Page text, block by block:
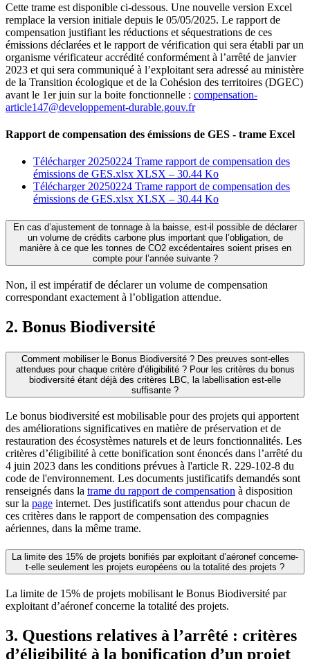
Cette trame est disponible ci-dessous. Une nouvelle version Excel
remplace la version initiale depuis le 05/05/2025. Le rapport de
compensation justifiant les réductions et séquestrations de ces
émissions déclarées et le rapport de vérification qui sera établi par un
organisme vérificateur accrédité conformément à l’arrêté de janvier
2023 et qui sera communiqué à l’exploitant sera adressé au ministère
de la Transition écologique et de la Cohésion des territoires (DGEC)
avant le 1er juin sur la boite fonctionnelle : compensation-
article147@developpement-durable.gouv.fr
Rapport de compensation des émissions de GES - trame Excel
Télécharger 20250224 Trame rapport de compensation des
émissions de GES.xlsx XLSX – 30.44 Ko
Télécharger 20250224 Trame rapport de compensation des
émissions de GES.xlsx XLSX – 30.44 Ko
En cas d’ajustement de tonnage à la baisse, est-il possible de déclarer
un volume de crédits carbone plus important que l’obligation, de
manière à ce que les tonnes de CO2 excédentaires soient prises en
compte pour l’année suivante ?
Non, il est impératif de déclarer un volume de compensation
correspondant exactement à l’obligation attendue.
2. Bonus Biodiversité
Comment mobiliser le Bonus Biodiversité ? Des preuves sont-elles
attendues pour chaque critère d’éligibilité ? Pour les critères du bonus
biodiversité étant déjà des critères LBC, la labellisation est-elle
suffisante ?
Le bonus biodiversité est mobilisable pour des projets qui apportent
des améliorations significatives en matière de préservation et de
restauration des écosystèmes naturels et de leurs fonctionnalités. Les
critères d’éligibilité à cette bonification sont énoncés dans l’arrêté du
4 juin 2023 dans les conditions prévues à l'article R. 229-102-8 du
code de l'environnement. Les documents justificatifs demandés sont
renseignés dans la trame du rapport de compensation à disposition
sur la page internet. Des justificatifs sont attendus pour chacun de
ces critères dans le rapport de compensation des compagnies
aériennes, dans la même trame.
La limite des 15% de projets bonifiés par exploitant d’aéronef concerne-
t-elle seulement les projets européens ou la totalité des projets ?
La limite de 15% de projets mobilisant le Bonus Biodiversité par
exploitant d’aéronef concerne la totalité des projets.
3. Questions relatives à l’arrêté : critères
d’éligibilité à la bonification d’un projet